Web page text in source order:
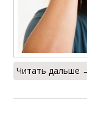
Читать дальше